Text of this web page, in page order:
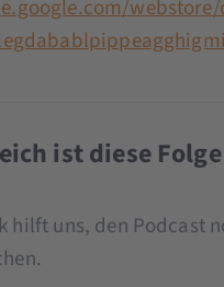
ist diese
hilft uns, den Podcast